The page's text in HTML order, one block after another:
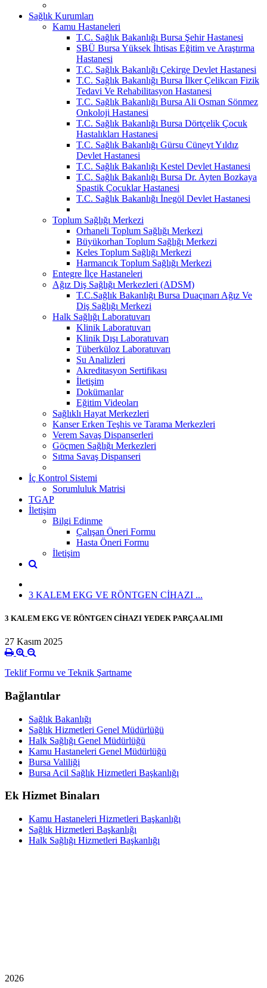
Sağlık Kurumları
Kamu Hastaneleri
T.C. Sağlık Bakanlığı Bursa Şehir Hastanesi
SBÜ Bursa Yüksek İhtisas Eğitim ve Araştırma
Hastanesi
T.C. Sağlık Bakanlığı Çekirge Devlet Hastanesi
T.C. Sağlık Bakanlığı Bursa İlker Çelikcan Fizik
Tedavi Ve Rehabilitasyon Hastanesi
T.C. Sağlık Bakanlığı Bursa Ali Osman Sönmez
Onkoloji Hastanesi
T.C. Sağlık Bakanlığı Bursa Dörtçelik Çocuk
Hastalıkları Hastanesi
T.C. Sağlık Bakanlığı Gürsu Cüneyt Yıldız
Devlet Hastanesi
T.C. Sağlık Bakanlığı Kestel Devlet Hastanesi
T.C. Sağlık Bakanlığı Bursa Dr. Ayten Bozkaya
Spastik Çocuklar Hastanesi
T.C. Sağlık Bakanlığı İnegöl Devlet Hastanesi
Toplum Sağlığı Merkezi
Orhaneli Toplum Sağlığı Merkezi
Büyükorhan Toplum Sağlığı Merkezi
Keles Toplum Sağlığı Merkezi
Harmancık Toplum Sağlığı Merkezi
Entegre İlçe Hastaneleri
Ağız Diş Sağlığı Merkezleri (ADSM)
T.C.Sağlık Bakanlığı Bursa Duaçınarı Ağız Ve
Diş Sağlığı Merkezi
Halk Sağlığı Laboratuvarı
Klinik Laboratuvarı
Klinik Dışı Laboratuvarı
Tüberküloz Laboratuvarı
Su Analizleri
Akreditasyon Sertifikası
İletişim
Dokümanlar
Eğitim Videoları
Sağlıklı Hayat Merkezleri
Kanser Erken Teşhis ve Tarama Merkezleri
Verem Savaş Dispanserleri
Göçmen Sağlığı Merkezleri
Sıtma Savaş Dispanseri
İç Kontrol Sistemi
Sorumluluk Matrisi
TGAP
İletişim
Bilgi Edinme
Çalışan Öneri Formu
Hasta Öneri Formu
İletişim
3 KALEM EKG VE RÖNTGEN CİHAZI ...
3 KALEM EKG VE RÖNTGEN CİHAZI YEDEK PARÇA ALIMI
27 Kasım 2025
Teklif Formu ve Teknik Şartname
Bağlantılar
Sağlık Bakanlığı
Sağlık Hizmetleri Genel Müdürlüğü
Halk Sağlığı Genel Müdürlüğü
Kamu Hastaneleri Genel Müdürlüğü
Bursa Valiliği
Bursa Acil Sağlık Hizmetleri Başkanlığı
Ek Hizmet Binaları
Kamu Hastaneleri Hizmetleri Başkanlığı
Sağlık Hizmetleri Başkanlığı
Halk Sağlığı Hizmetleri Başkanlığı
2026